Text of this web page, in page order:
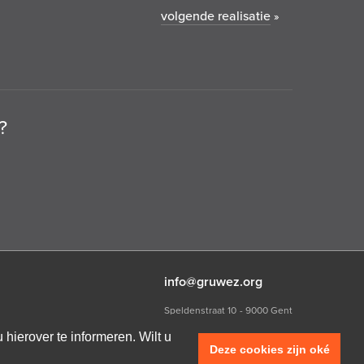
te informeren. Wilt u
Deze cookies zijn oké
volgende realisatie »
info@gruwez.org
Speldenstraat 10
9000 Gent